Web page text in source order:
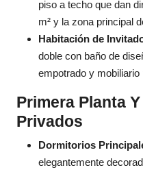
piso a techo que dan
m² y la zona principal
Habitación de
doble con baño de
empotrado y mobiliario
Primera Planta
Privados
Dormitorios
elegantemente